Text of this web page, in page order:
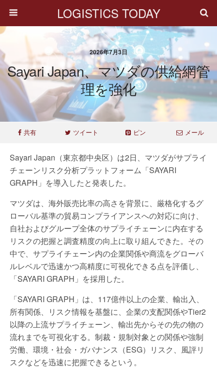
LOGISTICS TODAY
2026年7月3日
Sayari Japan、マツダの供給網管
理を強化
共有 ツイート ピン メール
Sayari Japan（東京都中央区）は2日、マツダがサプライ
チェーンリスク分析プラットフォーム「SAYARI
GRAPH」を導入したと発表した。
マツダは、海外販売比率の高さを背景に、厳格化するグ
ローバル基準の貿易コンプライアンスへの対応に向け、
自社およびグループ全体のサプライチェーンに内在する
リスクの把握と調査精度の向上に取り組んできた。その
中で、サプライチェーン内の企業関係や商流をグローバ
ルレベルで迅速かつ高精度に可視化できる点を評価し、
「SAYARI GRAPH」を採用した。
「SAYARI GRAPH」は、117億件以上の企業、輸出入、
所有関係、リスク情報を基盤に、企業の支配関係やTier2
以降の上流サプライチェーン、輸出先からその先の物の
流れまでを可視化する。制裁・規制対象との関係や強制
労働、環境・社会・ガバナンス（ESG）リスク、風評リ
スクなどを迅速に把握できるという。